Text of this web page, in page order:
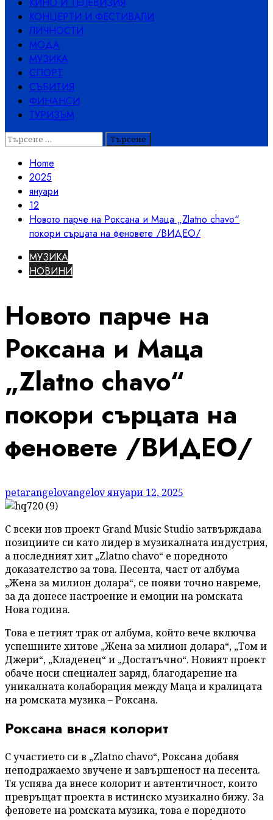
КОНЦЕРТИ И ФЕСТИВАЛИ
ЛИЧНОСТИ
МОДА
МУЗИКА
СПОРТ
СЪБИТИЯ
ФИНАНСИ
ТУРИЗЪМ
Търсене
Home
2025
януари
12
Новото парче на Роксана и Маца „Zlatno chavo“
покори сърцата на феновете /ВИДЕО/
МУЗИКА
НОВИНИ
Новото парче на
Роксана и Маца
„Zlatno chavo“
покори сърцата на
феновете /ВИДЕО/
petarangelovangelovянуари 12, 2025
С всеки нов проект Grand Music Studio затвърждава
позициите си като лидер в музикалната индустрия,
а последният хит „Zlatno chavo“ е поредното
доказателство за това. Песента, част от албума
„Жена за милион долара“, се появи точно навреме,
за да донесе настроение и емоции на ромската
Нова година.
Това е петият трак от албума, който вече включва
успешните хитове „Жена за милион долара“, „Том и
Джери“, „Кладенец“ и „Достатъчно“. Новият проект
обаче носи специален заряд, благодарение на
уникалната колаборация между Маца и кралицата
на ромската музика – Роксана.
Роксана внася колорит
С участието си в „Zlatno chavo“, Роксана добавя
неподражаемо звучене и завършеност на песента.
Тя успява да внесе колорит и автентичност, които
превръщат проекта в истинско музикално бижу. За
феновете на ромската музика, това е поредното